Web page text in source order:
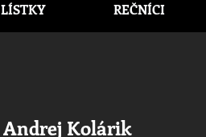
LÍSTKY REČNÍCI
Andrej Kolárik